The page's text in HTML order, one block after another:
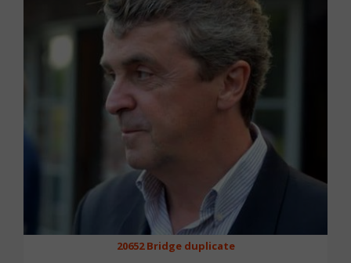
20652 Bridge duplicate